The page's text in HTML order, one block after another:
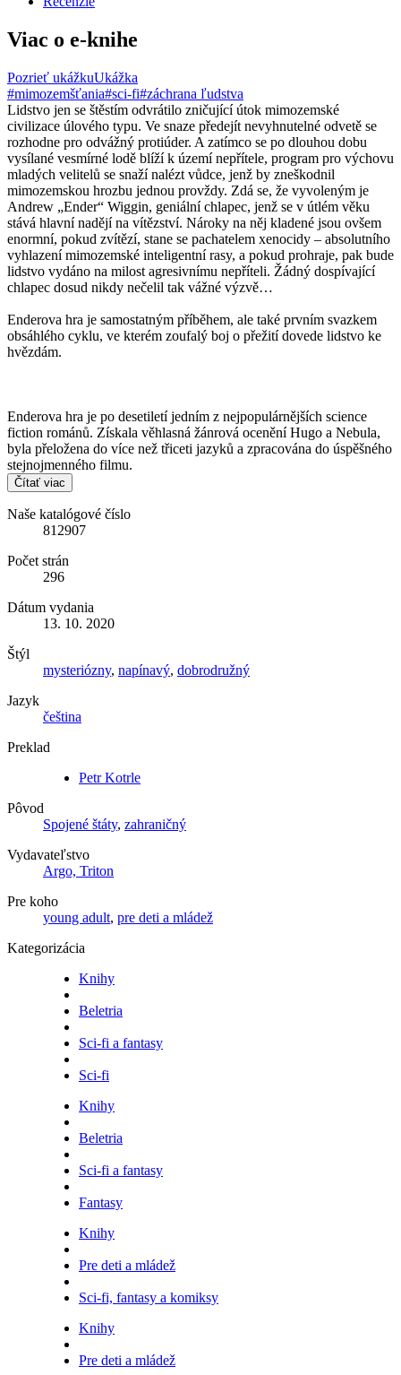
Viac o e-knihe
Pozrieť ukážkuUkážka
#mimozemšťania#sci-fi#záchrana ľudstva
Lidstvo jen se štěstím odvrátilo zničující útok mimozemské
civilizace úlového typu. Ve snaze předejít nevyhnutelné odvetě se
rozhodne pro odvážný protiúder. A zatímco se po dlouhou dobu
vysílané vesmírné lodě blíží k území nepřítele, program pro výchovu
mladých velitelů se snaží nalézt vůdce, jenž by zneškodnil
mimozemskou hrozbu jednou provždy. Zdá se, že vyvoleným je
Andrew „Ender“ Wiggin, geniální chlapec, jenž se v útlém věku
stává hlavní nadějí na vítězství. Nároky na něj kladené jsou ovšem
enormní, pokud zvítězí, stane se pachatelem xenocidy – absolutního
vyhlazení mimozemské inteligentní rasy, a pokud prohraje, pak bude
lidstvo vydáno na milost agresivnímu nepříteli. Žádný dospívající
chlapec dosud nikdy nečelil tak vážné výzvě…
Enderova hra je samostatným příběhem, ale také prvním svazkem
obsáhlého cyklu, ve kterém zoufalý boj o přežití dovede lidstvo ke
hvězdám.
Enderova hra je po desetiletí jedním z nejpopulárnějších science
fiction románů. Získala věhlasná žánrová ocenění Hugo a Nebula,
byla přeložena do více než třiceti jazyků a zpracována do úspěšného
stejnojmenného filmu.
Čítať viac
Naše katalógové číslo
812907
Počet strán
296
Dátum vydania
13. 10. 2020
Štýl
mysteriózny, napínavý, dobrodružný
Jazyk
čeština
Preklad
Petr Kotrle
Pôvod
Spojené štáty, zahraničný
Vydavateľstvo
Argo, Triton
Pre koho
young adult, pre deti a mládež
Kategorizácia
Knihy
Beletria
Sci-fi a fantasy
Sci-fi
Knihy
Beletria
Sci-fi a fantasy
Fantasy
Knihy
Pre deti a mládež
Sci-fi, fantasy a komiksy
Knihy
Pre deti a mládež